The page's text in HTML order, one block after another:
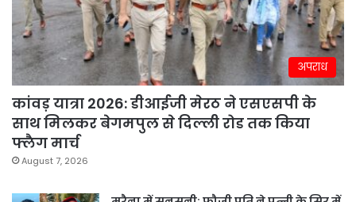
अपराध
कांवड़ यात्रा 2026: डीआईजी मेरठ ने एसएसपी के
साथ मिलकर बेगमपुल से दिल्ली रोड तक किया
फ्लैग मार्च
August 7, 2026